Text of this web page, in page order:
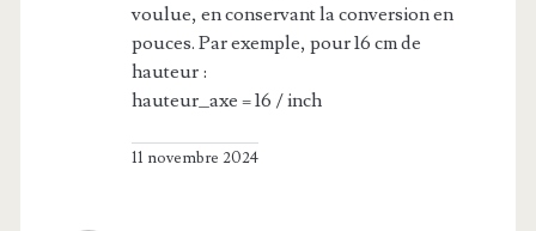
voulue, en conservant la conversion en
pouces. Par exemple, pour 16 cm de
hauteur :
hauteur_axe = 16 / inch
11 novembre 2024